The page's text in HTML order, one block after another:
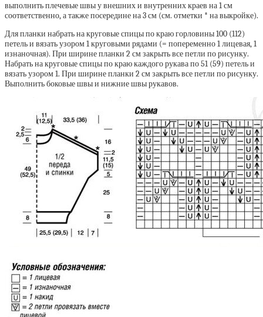
выполнить плечевые швы у внешних и внутренних краев на 1 см
соответственно, а также посередине на 3 см (см. отметки * на выкройке).
Для планки набрать на круговые спицы по краю горловины 100 (112)
петель и вязать узором 1 круговыми рядами (= попеременно 1 лицевая, 1
изнаночная). При ширине планки 2 см закрыть все петли по рисунку.
Набрать на круговые спицы по краю каждого рукава по 51 (59) петель и
вязать узором 1. При ширине планки 2 см закрыть все петли по рисунку.
Выполнить боковые швы и нижние швы рукавов.